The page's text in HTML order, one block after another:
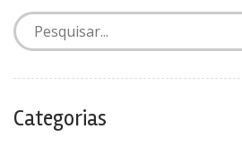
Categorias